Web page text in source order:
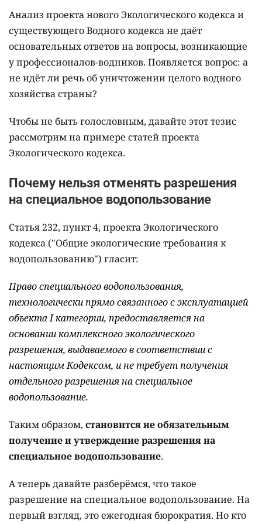
Анализ проекта нового Экологического кодекса и
существующего Водного кодекса не даёт
основательных ответов на вопросы, возникающие
у профессионалов-водников. Появляется вопрос: а
не идёт ли речь об уничтожении целого водного
хозяйства страны?
Чтобы не быть голословным, давайте этот тезис
рассмотрим на примере статей проекта
Экологического кодекса.
Почему нельзя отменять разрешения
на специальное водопользование
Статья 232, пункт 4, проекта Экологического
кодекса ("Общие экологические требования к
водопользованию") гласит:
Право специального водопользования,
технологически прямо связанного с эксплуатацией
объекта I категории, предоставляется на
основании комплексного экологического
разрешения, выдаваемого в соответствии с
настоящим Кодексом, и не требует получения
отдельного разрешения на специальное
водопользование.
Таким образом, становится не обязательным
получение и утверждение разрешения на
специальное водопользование.
А теперь давайте разберёмся, что такое
разрешение на специальное водопользование. На
первый взгляд, это ежегодная бюрократия. Но кто